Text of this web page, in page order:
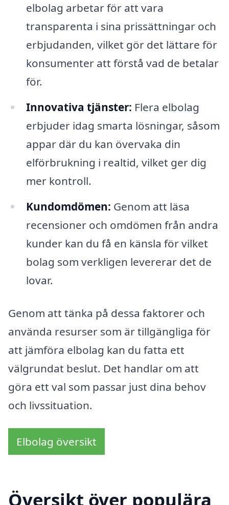
elbolag arbetar för att vara
transparenta i sina prissättningar och
erbjudanden, vilket gör det lättare för
konsumenter att förstå vad de betalar
för.
Innovativa tjänster: Flera elbolag
erbjuder idag smarta lösningar, såsom
appar där du kan övervaka din
elförbrukning i realtid, vilket ger dig
mer kontroll.
Kundomdömen: Genom att läsa
recensioner och omdömen från andra
kunder kan du få en känsla för vilket
bolag som verkligen levererar det de
lovar.
Genom att tänka på dessa faktorer och
använda resurser som är tillgängliga för
att jämföra elbolag kan du fatta ett
välgrundat beslut. Det handlar om att
göra ett val som passar just dina behov
och livssituation.
Elbolag översikt
Översikt över populära